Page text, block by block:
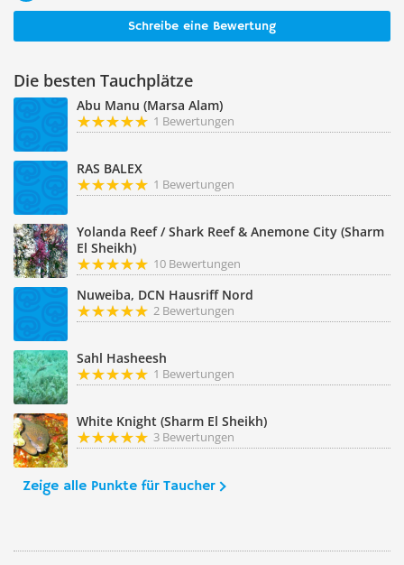
Schreibe eine Bewertung
Die besten Tauchplätze
Abu Manu (Marsa Alam)
1 Bewertungen
RAS BALEX
1 Bewertungen
Yolanda Reef / Shark Reef & Anemone City (Sharm
El Sheikh)
10 Bewertungen
Nuweiba, DCN Hausriff Nord
2 Bewertungen
Sahl Hasheesh
1 Bewertungen
White Knight (Sharm El Sheikh)
3 Bewertungen
Zeige alle Punkte für Taucher